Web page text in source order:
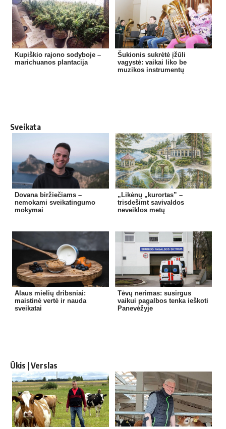
Kupiškio rajono sodyboje –
marichuanos plantacija
Šukionis sukrėtė įžūli
vagystė: vaikai liko be
muzikos instrumentų
Sveikata
Dovana biržiečiams –
nemokami sveikatingumo
mokymai
„Likėnų „kurortas” –
trisdešimt savivaldos
neveiklos metų
Alaus mielių dribsniai:
maistinė vertė ir nauda
sveikatai
Tėvų nerimas: susirgus
vaikui pagalbos tenka ieškoti
Panevėžyje
Ūkis | Verslas